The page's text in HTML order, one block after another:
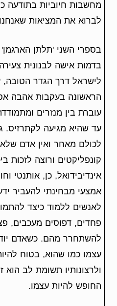
מחשבות חיוביות בתודעה
לברוא את המציאות
בספרי השני 'תלתן
בדמות אישה לבנונית
לישראל דרך הגדר
הראשונה בעקבות אהבה
עוברת בין מנזרים
עד שהיא מגיעה לקתרזיס.
לכולם מאחר ואין אדם
קונפליקטים ורוצה לזכות
אינדיבידואל, כן, אותנטי
אמצעי מבחינתי להעביר
לאנשים ללמוד כיצד
פחדים, דפוסים מעכבים,
להשתחרר מהם. כשאדם
עצמו כמו שהוא, בטוח
ולרצונותיו תשומת לב
החופש להיות עצמו.